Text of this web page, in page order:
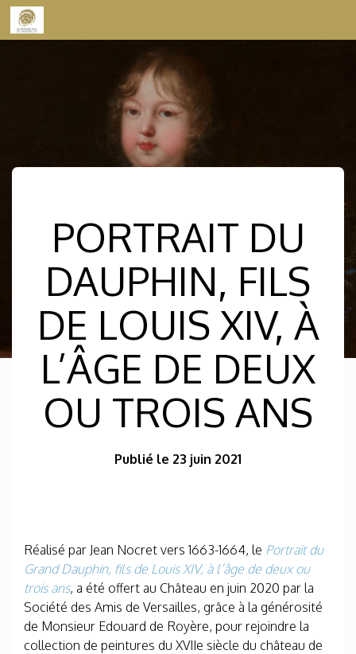
Skip to content
PORTRAIT DU
DAUPHIN, FILS
DE LOUIS XIV, À
L’ÂGE DE DEUX
OU TROIS ANS
Publié le 23 juin 2021
Réalisé par Jean Nocret vers 1663-1664, le Portrait du
Grand Dauphin, fils de Louis XIV, à l’âge de deux ou
trois ans, a été offert au Château en juin 2020 par la
Société des Amis de Versailles, grâce à la générosité
de Monsieur Edouard de Royère, pour rejoindre la
collection de peintures du XVIIe siècle du château de